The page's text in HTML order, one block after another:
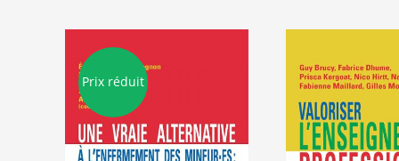
Prix réduit